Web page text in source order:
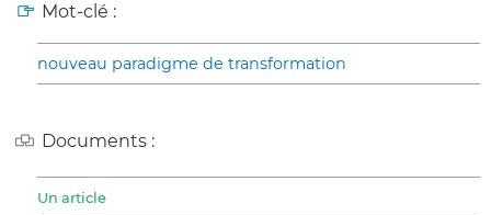
Mot-clé :
nouveau paradigme de transformation
Documents :
Un article